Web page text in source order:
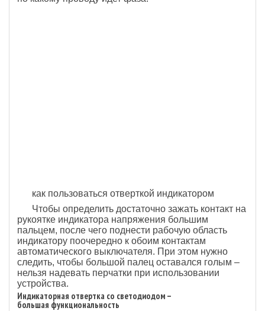
как пользоваться отверткой индикатором
Чтобы определить достаточно зажать контакт на
рукоятке индикатора напряжения большим
пальцем, после чего поднести рабочую область
индикатору поочередно к обоим контактам
автоматического выключателя. При этом нужно
следить, чтобы большой палец оставался голым –
нельзя надевать перчатки при использовании
устройства.
Индикаторная отвертка со светодиодом –
большая функциональность